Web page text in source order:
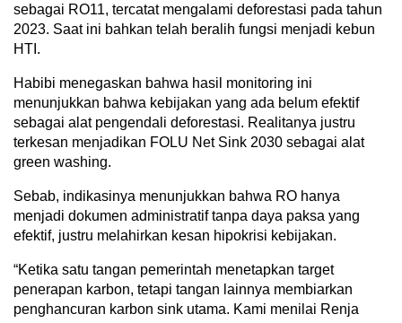
sebagai RO11, tercatat mengalami deforestasi pada tahun
2023. Saat ini bahkan telah beralih fungsi menjadi kebun
HTI.
Habibi menegaskan bahwa hasil monitoring ini
menunjukkan bahwa kebijakan yang ada belum efektif
sebagai alat pengendali deforestasi. Realitanya justru
terkesan menjadikan FOLU Net Sink 2030 sebagai alat
green washing.
Sebab, indikasinya menunjukkan bahwa RO hanya
menjadi dokumen administratif tanpa daya paksa yang
efektif, justru melahirkan kesan hipokrisi kebijakan.
“Ketika satu tangan pemerintah menetapkan target
penerapan karbon, tetapi tangan lainnya membiarkan
penghancuran karbon sink utama. Kami menilai Renja